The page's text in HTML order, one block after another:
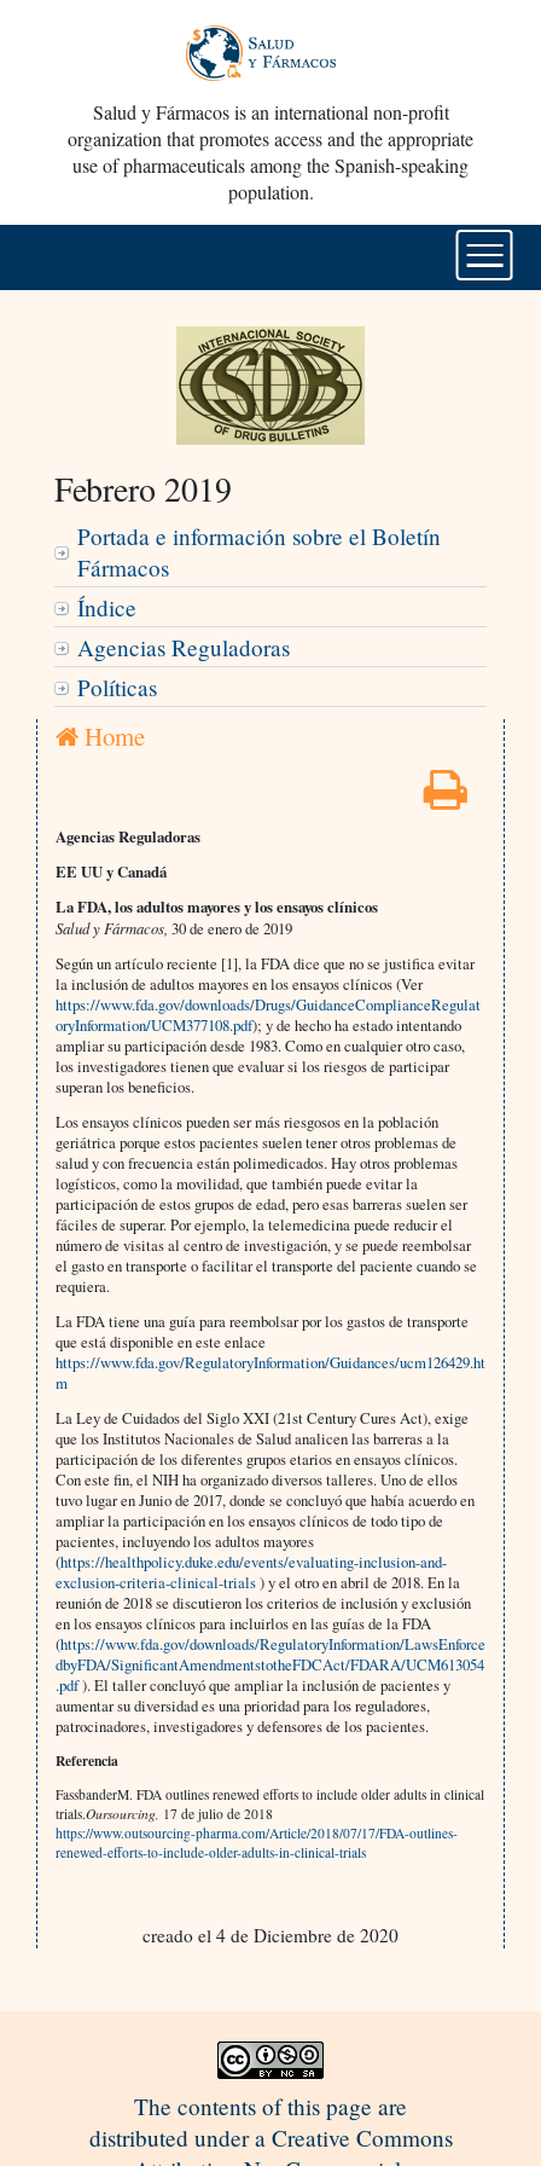
Salud y Fármacos is an international non-profit
organization that promotes access and the appropriate
use of pharmaceuticals among the Spanish-speaking
population.
Febrero 2019
Portada e información sobre el Boletín
Fármacos
Índice
Agencias Reguladoras
Políticas
Home
Agencias Reguladoras
EE UU y Canadá
La FDA, los adultos mayores y los ensayos clínicos
Salud y Fármacos, 30 de enero de 2019
Según un artículo reciente [1], la FDA dice que no se justifica evitar
la inclusión de adultos mayores en los ensayos clínicos (Ver
https://www.fda.gov/downloads/Drugs/GuidanceComplianceRegulat
oryInformation/UCM377108.pdf); y de hecho ha estado intentando
ampliar su participación desde 1983. Como en cualquier otro caso,
los investigadores tienen que evaluar si los riesgos de participar
superan los beneficios.
Los ensayos clínicos pueden ser más riesgosos en la población
geriátrica porque estos pacientes suelen tener otros problemas de
salud y con frecuencia están polimedicados. Hay otros problemas
logísticos, como la movilidad, que también puede evitar la
participación de estos grupos de edad, pero esas barreras suelen ser
fáciles de superar. Por ejemplo, la telemedicina puede reducir el
número de visitas al centro de investigación, y se puede reembolsar
el gasto en transporte o facilitar el transporte del paciente cuando se
requiera.
La FDA tiene una guía para reembolsar por los gastos de transporte
que está disponible en este enlace
https://www.fda.gov/RegulatoryInformation/Guidances/ucm126429.ht
m
La Ley de Cuidados del Siglo XXI (21st Century Cures Act), exige
que los Institutos Nacionales de Salud analicen las barreras a la
participación de los diferentes grupos etarios en ensayos clínicos.
Con este fin, el NIH ha organizado diversos talleres. Uno de ellos
tuvo lugar en Junio de 2017, donde se concluyó que había acuerdo en
ampliar la participación en los ensayos clínicos de todo tipo de
pacientes, incluyendo los adultos mayores
(https://healthpolicy.duke.edu/events/evaluating-inclusion-and-
exclusion-criteria-clinical-trials) y el otro en abril de 2018. En la
reunión de 2018 se discutieron los criterios de inclusión y exclusión
en los ensayos clínicos para incluirlos en las guías de la FDA
(https://www.fda.gov/downloads/RegulatoryInformation/LawsEnforce
dbyFDA/SignificantAmendmentstotheFDCAct/FDARA/UCM613054
.pdf). El taller concluyó que ampliar la inclusión de pacientes y
aumentar su diversidad es una prioridad para los reguladores,
patrocinadores, investigadores y defensores de los pacientes.
Referencia
FassbanderM. FDA outlines renewed efforts to include older adults in clinical
trials.Oursourcing, 17 de julio de 2018
https://www.outsourcing-pharma.com/Article/2018/07/17/FDA-outlines-
renewed-efforts-to-include-older-adults-in-clinical-trials
creado el 4 de Diciembre de 2020
The contents of this page are
distributed under a Creative Commons